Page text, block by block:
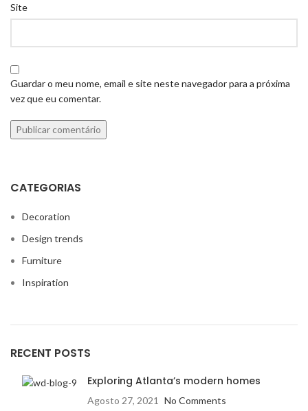
Site
Guardar o meu nome, email e site neste navegador para a próxima
vez que eu comentar.
CATEGORIAS
Decoration
Design trends
Furniture
Inspiration
RECENT POSTS
Exploring Atlanta’s modern homes
Agosto 27, 2021 No Comments